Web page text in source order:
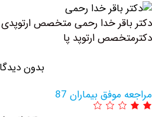
خدا رحمی متخصص ارتوپدی
ارتوپد پا
بدون دیدگاه
بیماران 87